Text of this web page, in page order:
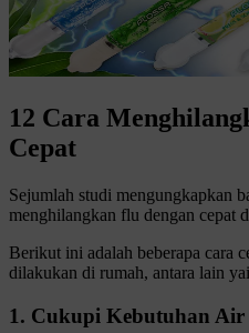
12 Cara
Cepat
Sejumlah studi mengungkapkan
menghilangkan flu dengan cepat
Berikut ini adalah beberapa cara
dilakukan di rumah, antara lain
1. Cukupi Kebutuhan Air